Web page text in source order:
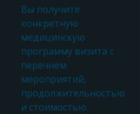
Вы получите
конкретную
медицинскую
программу визита с
перечнем
мероприятий,
продолжительностью
и стоимостью.